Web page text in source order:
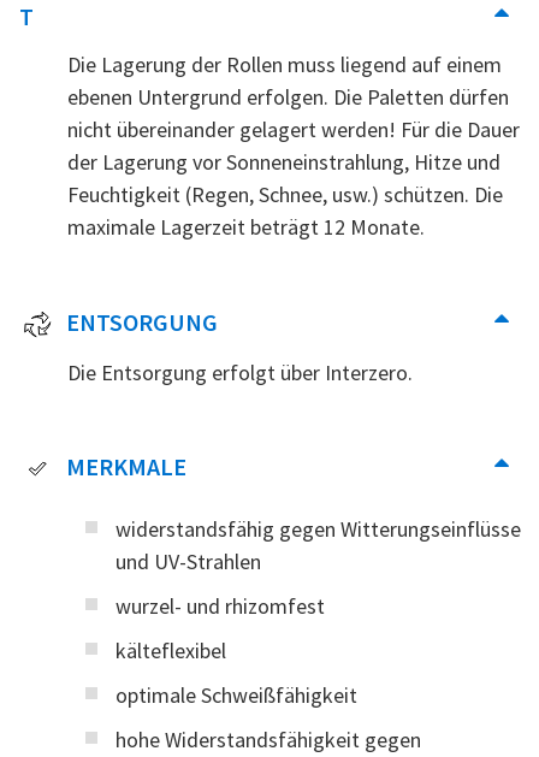
T
Die Lagerung der Rollen muss liegend auf einem
ebenen Untergrund erfolgen. Die Paletten dürfen
nicht übereinander gelagert werden! Für die Dauer
der Lagerung vor Sonneneinstrahlung, Hitze und
Feuchtigkeit (Regen, Schnee, usw.) schützen. Die
maximale Lagerzeit beträgt 12 Monate.
ENTSORGUNG
Die Entsorgung erfolgt über Interzero.
MERKMALE
widerstandsfähig gegen Witterungseinflüsse
und UV-Strahlen
wurzel- und rhizomfest
kälteflexibel
optimale Schweißfähigkeit
hohe Widerstandsfähigkeit gegen